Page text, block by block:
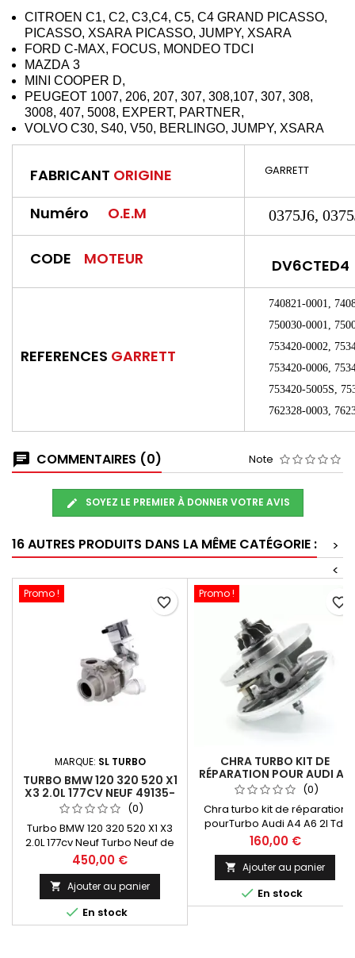
CITROEN C1, C2, C3,C4, C5, C4 GRAND PICASSO,
PICASSO, XSARA PICASSO, JUMPY, XSARA
FORD C-MAX, FOCUS, MONDEO TDCI
MAZDA 3
MINI
COOPER D,
PEUGEOT 1007, 206, 207, 307, 308,107, 307, 308,
3008, 407, 5008, EXPERT, PARTNER,
VOLVO C30, S40, V50, BERLINGO, JUMPY, XSARA
FABRICANT ORIGINE GARRETT
Numéro O.E.M 0375J6,
CODE MOTEUR DV6CTED4
REFERENCES GARRETT
740821-0001,
750030-0001,
753420-0002,
753420-0006,
753420-5005S,
762328-0003,
COMMENTAIRES (0) Note
SOYEZ LE PREMIER À DONNER VOTRE AVIS
16 AUTRES PRODUITS DANS LA MÊME CATÉGORIE :
>
<
Promo !
MARQUE: SL TURBO
TURBO BMW 120 320 520 X1
X3 2.0L 177CV NEUF 49135-
05895
(0)
Turbo BMW 120 320 520 X1 X3
2.0L 177cv Neuf Turbo Neuf de
Haute Qualité ! Sans consigne
GARANTIE 2 ANS Paiement 100
% Sécurisé En Stock expédié
sous 24 H
Prix
450,00 €
 Ajouter au panier
 En stock
favorite_border
Promo !
CHRA TURBO KIT DE
RÉPARATION POUR AUDI A4
A6 2L TDI 140 CV 758219
NEUF
(0)
Chra turbo kit de réparation
pourTurbo Audi A4 A6 2l Tdi
140cv Qualité Premium !
GARANTIE 2 ANS Paiement 100
% Sécurisé En Stock expédié
sous 24 H
Prix
160,00 €
 Ajouter au panier
 En stock
favorite_border